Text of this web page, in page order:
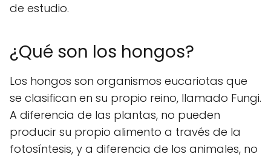
de estudio.
¿Qué son los hongos?
Los hongos son organismos eucariotas que
se clasifican en su propio reino, llamado Fungi.
A diferencia de las plantas, no pueden
producir su propio alimento a través de la
fotosíntesis, y a diferencia de los animales, no